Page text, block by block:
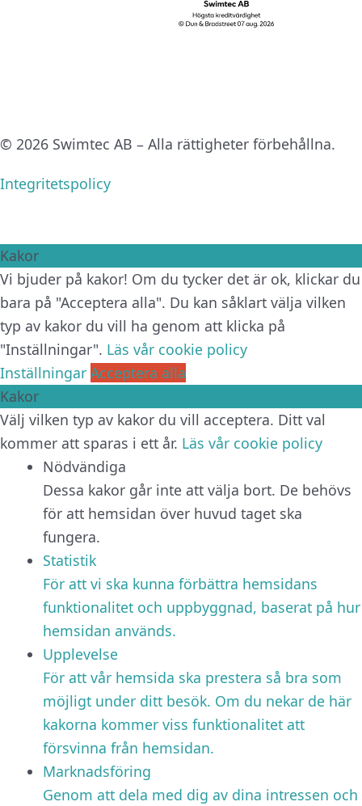
© 2026 Swimtec AB – Alla rättigheter förbehållna.
Integritetspolicy
Kakor
Vi bjuder på kakor! Om du tycker det är ok, klickar du
bara på "Acceptera alla". Du kan såklart välja vilken
typ av kakor du vill ha genom att klicka på
"Inställningar". Läs vår cookie policy
Inställningar Acceptera alla
Kakor
Välj vilken typ av kakor du vill acceptera. Ditt val
kommer att sparas i ett år. Läs vår cookie policy
Nödvändiga
Dessa kakor går inte att välja bort. De behövs
för att hemsidan över huvud taget ska
fungera.
Statistik
För att vi ska kunna förbättra hemsidans
funktionalitet och uppbyggnad, baserat på hur
hemsidan används.
Upplevelse
För att vår hemsida ska prestera så bra som
möjligt under ditt besök. Om du nekar de här
kakorna kommer viss funktionalitet att
försvinna från hemsidan.
Marknadsföring
Genom att dela med dig av dina intressen och